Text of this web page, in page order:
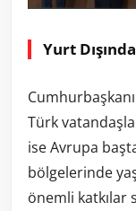
Yurt
Türk
ise Avrupa
bölgelerinde
önemli katkılar